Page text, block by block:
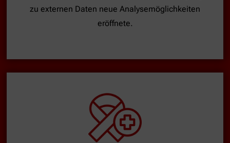
zu externen Daten neue Analysemöglichkeiten
eröffnete.